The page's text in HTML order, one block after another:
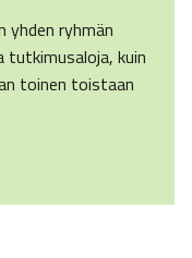
yhden ryhmän
kuin
toinen toistaan